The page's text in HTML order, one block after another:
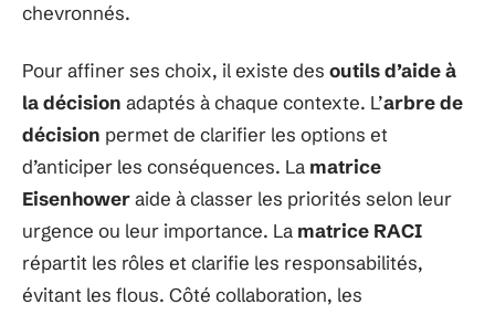
chevronnés.
Pour affiner ses choix, il existe des outils d’aide à
la décision adaptés à chaque contexte. L’arbre de
décision permet de clarifier les options et
d’anticiper les conséquences. La matrice
Eisenhoweraide à classer les priorités selon leur
urgence ou leur importance. La matrice RACI
répartit les rôles et clarifie les responsabilités,
évitant les flous. Côté collaboration, les